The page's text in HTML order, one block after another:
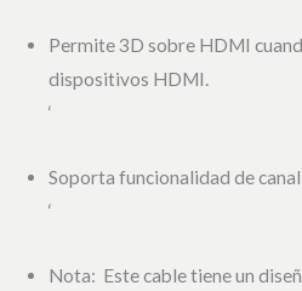
Permite 3D sobre HDMI
dispositivos HDMI.
‘
Soporta funcionalidad de
‘
Nota: Este cable tiene un